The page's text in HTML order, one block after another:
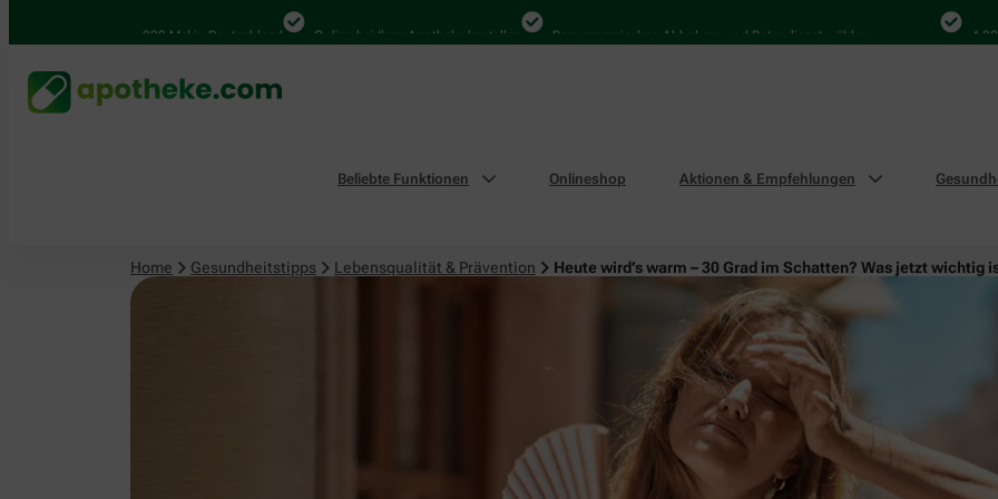
4.000 Mal in Deutschland Online bei Ihrer Apotheke bestellen Bequem zwischen Abholung und Botendienst wählen 4.000 Mal
Beliebte Funktionen Onlineshop Aktionen & Empfehlungen
Home Gesundheitstipps Lebensqualität & Prävention Heute wird’s warm – 30 Grad im Schatten? Was jetzt wichtig
Lebensqualität & Prävention